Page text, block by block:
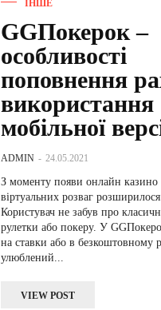
ІНШЕ
GGПокерок –
особливості
поповнення
використання
мобільної
ADMIN - 24.05.2021
З моменту появи онлайн казино
віртуальних розваг розширилося
Користувач не забув про
рулетки або покеру. У
на ставки або в безкоштовному
улюблений...
VIEW POST